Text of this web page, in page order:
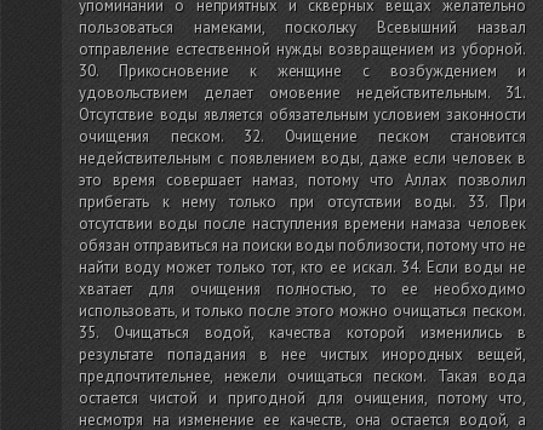
упоминании о неприятных и скверных вещах желательно
пользоваться намеками, поскольку Всевышний назвал
отправление естественной нужды возвращением из уборной.
30. Прикосновение к женщине с возбуждением и
удовольствием делает омовение недействительным. 31.
Отсутствие воды является обязательным условием законности
очищения песком. 32. Очищение песком становится
недействительным с появлением воды, даже если человек в
это время совершает намаз, потому что Аллах позволил
прибегать к нему только при отсутствии воды. 33. При
отсутствии воды после наступления времени намаза человек
обязан отправиться на поиски воды поблизости, потому что не
найти воду может только тот, кто ее искал. 34. Если воды не
хватает для очищения полностью, то ее необходимо
использовать, и только после этого можно очищаться песком.
35. Очищаться водой, качества которой изменились в
результате попадания в нее чистых инородных вещей,
предпочтительнее, нежели очищаться песком. Такая вода
остается чистой и пригодной для очищения, потому что,
несмотря на изменение ее качеств, она остается водой, а